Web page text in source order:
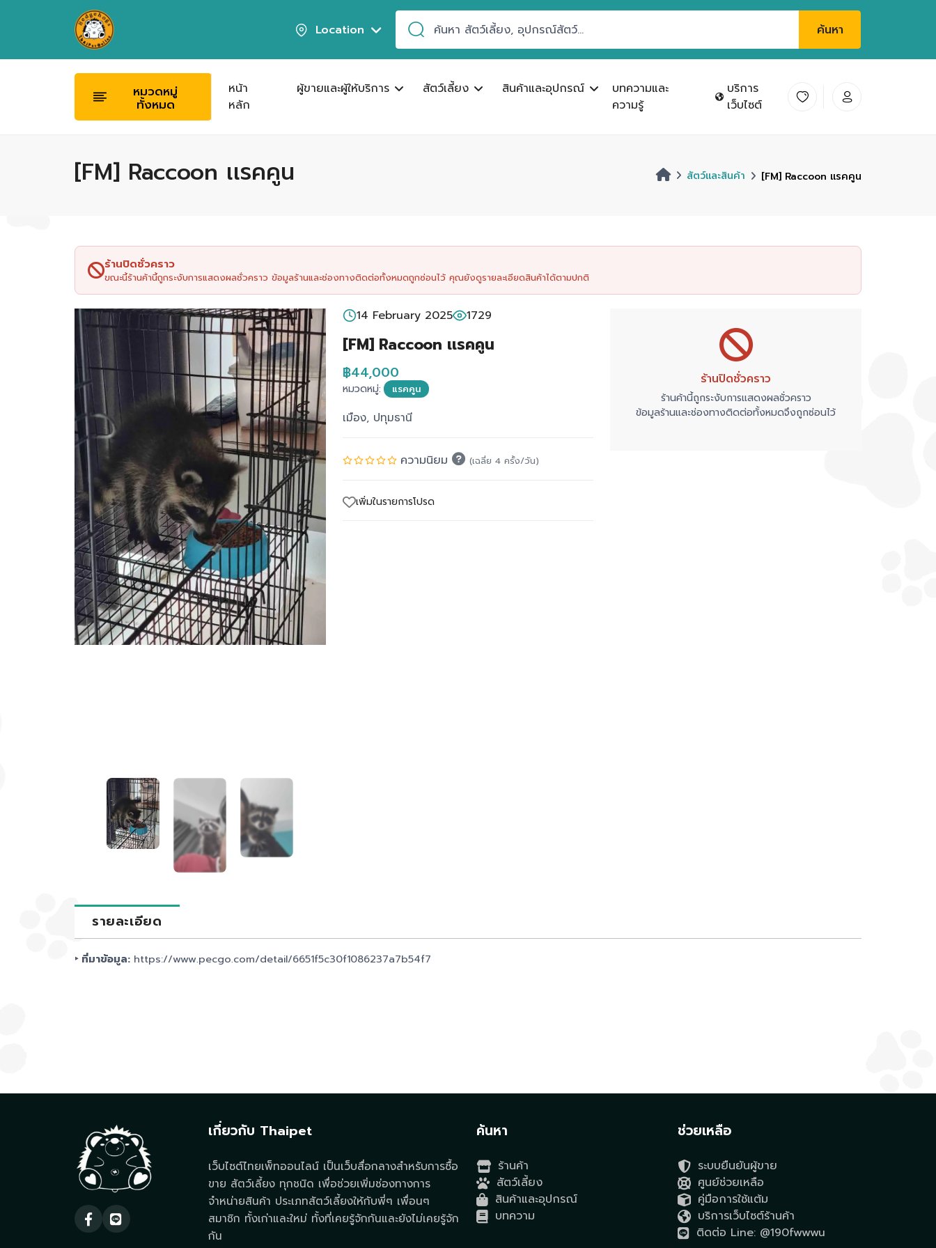
Location ค้นหา
หมวดหมู่
ทั้งหมด
หน้า
หลัก
ผู้ขายและผู้ให้บริการ สัตว์เลี้ยง สินค้าและอุปกรณ์
บทความและ
ความรู้
บริการ
เว็บไซต์
[FM] Raccoon เเรคคูน สัตว์และสินค้า [FM] Raccoon เเรคคูน
ร้านปิดชั่วคราว
ขณะนี้ร้านค้านี้ถูกระงับการแสดงผลชั่วคราว ข้อมูลร้านและช่องทางติดต่อทั้งหมดถูกซ่อนไว้ คุณยังดูรายละเอียดสินค้าได้ตามปกติ
14 February 2025 1729
[FM] Raccoon เเรคคูน
฿44,000
หมวดหมู่: แรคคูน
เมือง, ปทุมธานี
ความนิยม (เฉลี่ย 4 ครั้ง/วัน)
เพิ่มในรายการโปรด
ร้านปิดชั่วคราว
ร้านค้านี้ถูกระงับการแสดงผลชั่วคราว
ข้อมูลร้านและช่องทางติดต่อทั้งหมดจึงถูกซ่อนไว้
รายละเอียด
‣ ที่มาข้อมูล: https://www.pecgo.com/detail/6651f5c30f1086237a7b54f7
เกี่ยวกับ Thaipet
เว็บไซต์ไทยเพ็ทออนไลน์ เป็นเว็บสื่อกลางสำหรับการซื้อ
ขาย สัตว์เลี้ยง ทุกชนิด เพื่อช่วยเพิ่มช่องทางการ
จำหน่ายสินค้า ประเภทสัตว์เลี้ยงให้กับพี่ๆ เพื่อนๆ
สมาชิก ทั้งเก่าและใหม่ ทั้งที่เคยรู้จักกันและยังไม่เคยรู้จัก
กัน
ค้นหา
ร้านค้า
สัตว์เลี้ยง
สินค้าและอุปกรณ์
บทความ
ช่วยเหลือ
ระบบยืนยันผู้ขาย
ศูนย์ช่วยเหลือ
คู่มือการใช้แต้ม
บริการเว็บไซต์ร้านค้า
ติดต่อ Line: @190fwwwu